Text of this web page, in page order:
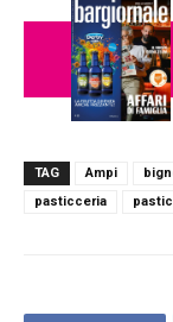
TAG Ampi
pasticceria